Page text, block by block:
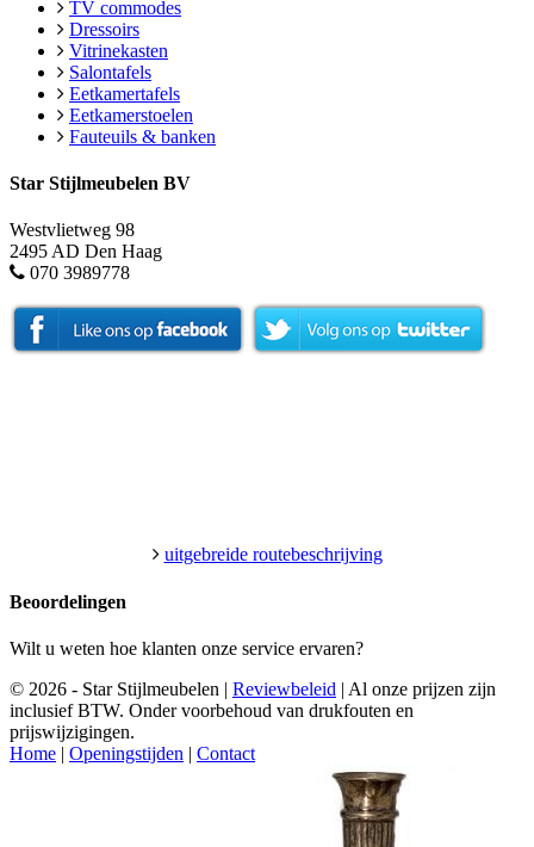
TV commodes
Dressoirs
Vitrinekasten
Salontafels
Eetkamertafels
Eetkamerstoelen
Fauteuils & banken
Star Stijlmeubelen BV
Westvlietweg 98
2495 AD Den Haag
070 3989778
uitgebreide routebeschrijving
Beoordelingen
Wilt u weten hoe klanten onze service ervaren?
© 2026 - Star Stijlmeubelen | Reviewbeleid | Al onze prijzen zijn
inclusief BTW. Onder voorbehoud van drukfouten en
prijswijzigingen.
Home | Openingstijden | Contact